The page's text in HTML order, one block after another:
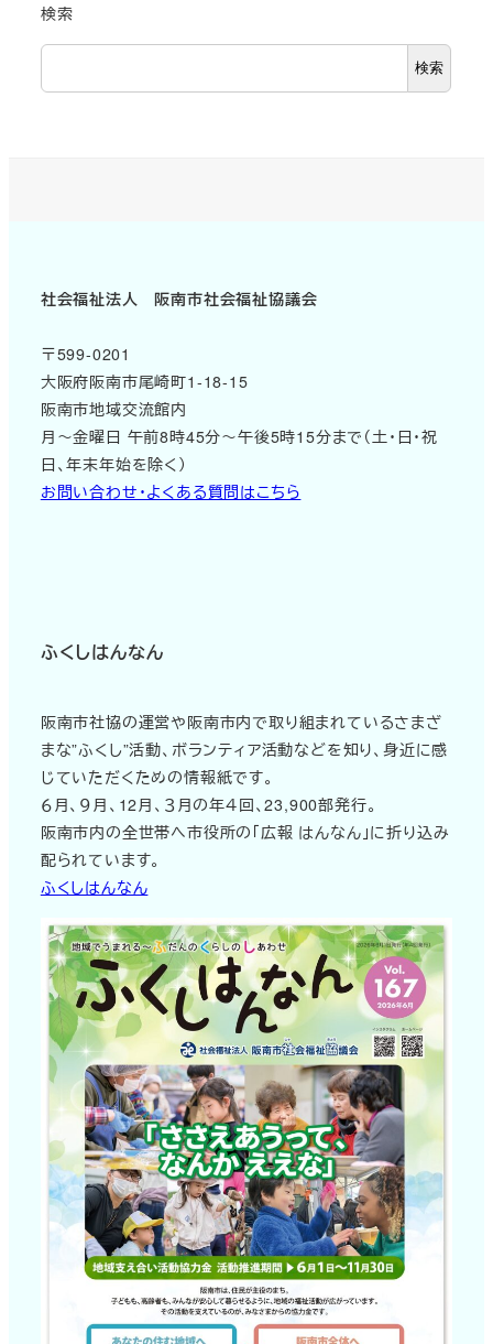
検索
検索
社会福祉法人 阪南市社会福祉協議会
〒599-0201
大阪府阪南市尾崎町1-18-15
阪南市地域交流館内
月～金曜日 午前8時45分～午後5時15分まで（土・日・祝
日、年末年始を除く）
お問い合わせ・よくある質問はこちら
ふくしはんなん
阪南市社協の運営や阪南市内で取り組まれているさまざ
まな”ふくし”活動、ボランティア活動などを知り、身近に感
じていただくための情報紙です。
６月、９月、12月、３月の年４回、23,900部発行。
阪南市内の全世帯へ市役所の「広報 はんなん」に折り込み
配られています。
ふくしはんなん